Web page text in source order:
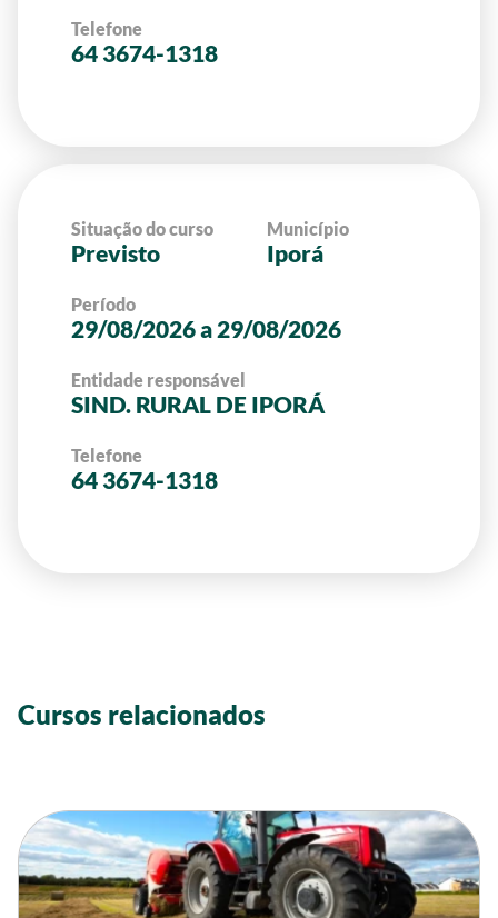
Telefone
64 3674-1318
Situação do curso
Previsto
Município
Iporá
Período
29/08/2026 a 29/08/2026
Entidade responsável
SIND. RURAL DE IPORÁ
Telefone
64 3674-1318
Cursos relacionados